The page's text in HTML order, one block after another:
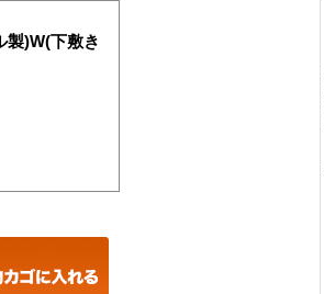
製)W(下敷き